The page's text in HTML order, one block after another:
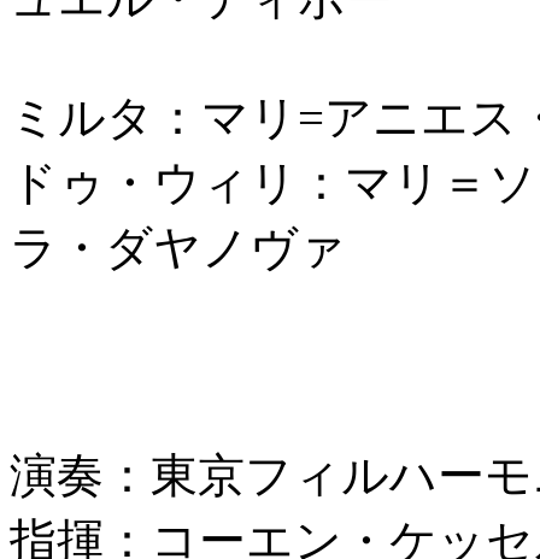
ミルタ：マリ=アニエス
ドゥ・ウィリ：マリ＝
ラ・ダヤノヴァ
演奏：東京フィルハー
指揮：コーエン・ケッ